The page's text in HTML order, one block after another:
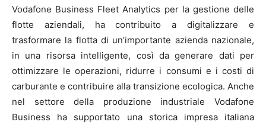
Vodafone Business Fleet Analytics per la gestione delle
flotte aziendali, ha contribuito a digitalizzare e
trasformare la flotta di un’importante azienda nazionale,
in una risorsa intelligente, così da generare dati per
ottimizzare le operazioni, ridurre i consumi e i costi di
carburante e contribuire alla transizione ecologica. Anche
nel settore della produzione industriale Vodafone
Business ha supportato una storica impresa italiana